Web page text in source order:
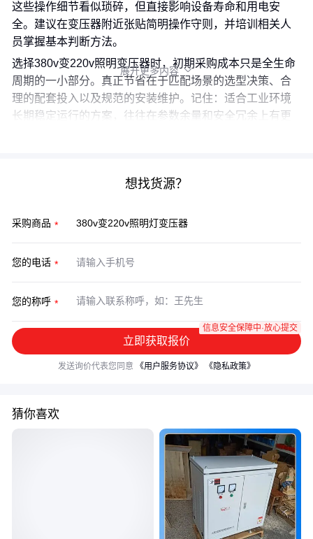
这些操作细节看似琐碎，但直接影响设备寿命和用电安
全。建议在变压器附近张贴简明操作守则，并培训相关人
员掌握基本判断方法。
选择380v变220v照明变压器时，初期采购成本只是全生命
周期的一小部分。真正节省在于匹配场景的选型决策、合
理的配套投入以及规范的安装维护。记住：适合工业环境
长期稳定运行的方案，往往在参数余量和安全冗余上有更
展开更多内容 
想找货源？
采购商品
您的电话
您的称呼
立即获取报价
信息安全保障中·放心提交
发送询价代表您同意 《用户服务协议》 《隐私政策》
猜你喜欢